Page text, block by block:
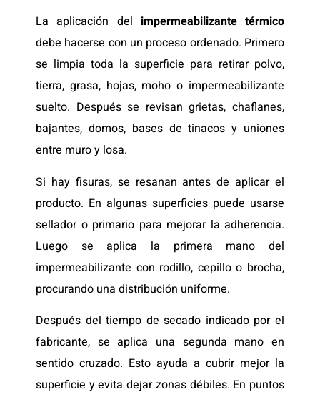
La aplicación del impermeabilizante térmico
debe hacerse con un proceso ordenado. Primero
se limpia toda la superficie para retirar polvo,
tierra, grasa, hojas, moho o impermeabilizante
suelto. Después se revisan grietas, chaflanes,
bajantes, domos, bases de tinacos y uniones
entre muro y losa.
Si hay fisuras, se resanan antes de aplicar el
producto. En algunas superficies puede usarse
sellador o primario para mejorar la adherencia.
Luego se aplica la primera mano del
impermeabilizante con rodillo, cepillo o brocha,
procurando una distribución uniforme.
Después del tiempo de secado indicado por el
fabricante, se aplica una segunda mano en
sentido cruzado. Esto ayuda a cubrir mejor la
superficie y evita dejar zonas débiles. En puntos